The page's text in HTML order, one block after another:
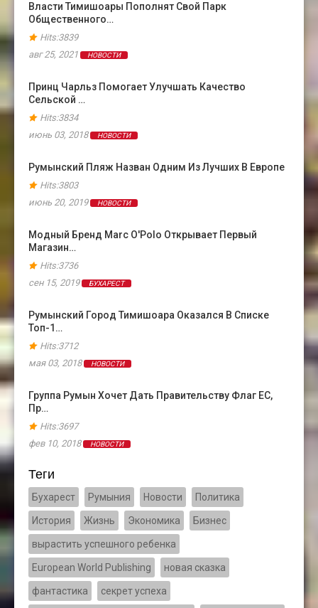
Власти Тимишоары Пополнят Свой Парк
Общественного…
Hits:3839
авг 25, 2021
НОВОСТИ
Принц Чарльз Помогает Улучшать Качество
Сельской …
Hits:3834
июнь 03, 2018
НОВОСТИ
Румынский Пляж Назван Одним Из Лучших В Европе
Hits:3803
июнь 20, 2019
НОВОСТИ
Модный Бренд Marc O'Polo Открывает Первый
Магазин…
Hits:3736
сен 15, 2019
БУХАРЕСТ
Румынский Город Тимишоара Оказался В Cписке
Топ-1…
Hits:3712
мая 03, 2018
НОВОСТИ
Группа Румын Хочет Дать Правительству Флаг ЕС,
Пр…
Hits:3697
фев 10, 2018
НОВОСТИ
Теги
Бухарест Румыния Новости Политика
История Жизнь Экономика Бизнес
вырастить успешного ребенка
European World Publishing новая сказка
фантастика секрет успеха